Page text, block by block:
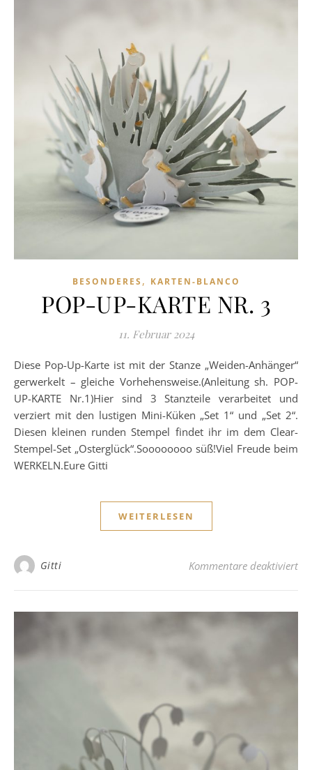
BESONDERES , KARTEN-BLANCO
POP-UP-KARTE NR. 3
11. Februar 2024
Diese Pop-Up-Karte ist mit der Stanze „Weiden-Anhänger“
gerwerkelt – gleiche Vorhehensweise.(Anleitung sh. POP-
UP-KARTE Nr.1)Hier sind 3 Stanzteile verarbeitet und
verziert mit den lustigen Mini-Küken „Set 1“ und „Set 2“.
Diesen kleinen runden Stempel findet ihr im dem Clear-
Stempel-Set „Osterglück“.Soooooooo süß!Viel Freude beim
WERKELN.Eure Gitti
WEITERLESEN
Gitti Kommentare deaktiviertfür